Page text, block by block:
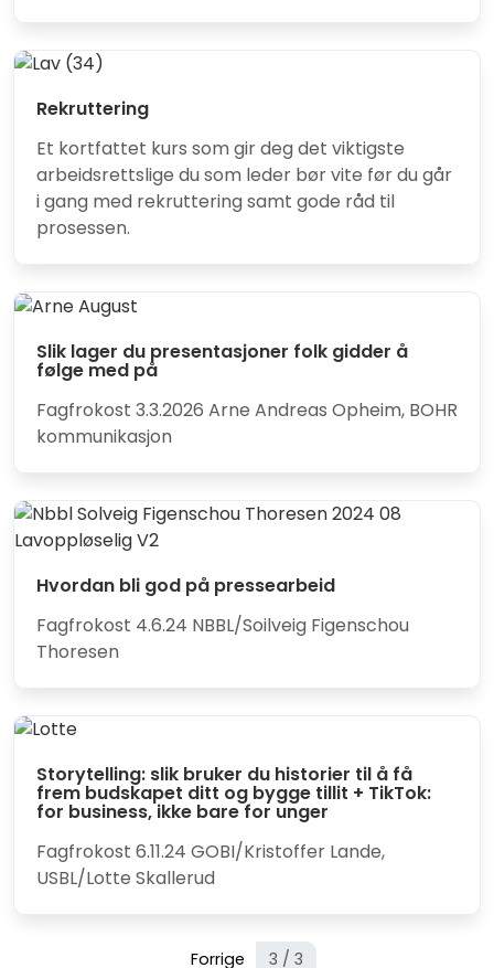
Rekruttering
Et kortfattet kurs som gir deg det viktigste
arbeidsrettslige du som leder bør vite før du går
i gang med rekruttering samt gode råd til
prosessen.
Slik lager du presentasjoner folk gidder å
følge med på
Fagfrokost 3.3.2026 Arne Andreas Opheim, BOHR
kommunikasjon
Hvordan bli god på pressearbeid
Fagfrokost 4.6.24 NBBL/Soilveig Figenschou
Thoresen
Storytelling: slik bruker du historier til å få
frem budskapet ditt og bygge tillit + TikTok:
for business, ikke bare for unger
Fagfrokost 6.11.24 GOBI/Kristoffer Lande,
USBL/Lotte Skallerud
Forrige 3 / 3